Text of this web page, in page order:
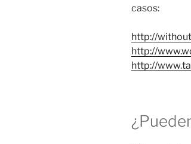
casos:
http://
http://
http://